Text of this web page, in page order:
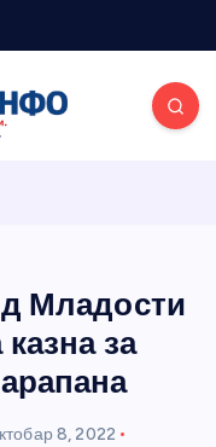
Младости
за
8, 2022